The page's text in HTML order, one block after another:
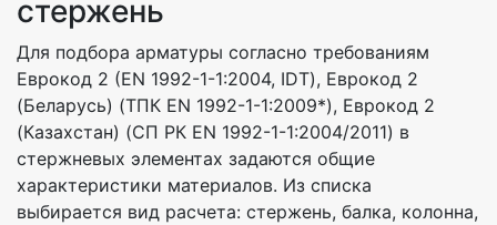
стержень
Для подбора арматуры согласно требованиям
Еврокод 2 (EN 1992-1-1:2004, IDT), Еврокод 2
(Беларусь) (ТПК EN 1992-1-1:2009*), Еврокод 2
(Казахстан) (СП РК EN 1992-1-1:2004/2011) в
стержневых элементах задаются общие
характеристики материалов. Из списка
выбирается вид расчета: стержень, балка, колонна,